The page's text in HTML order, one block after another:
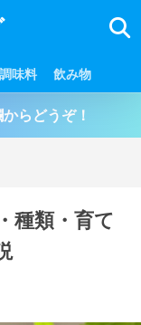
調味料 飲み物
らどうぞ！
種類・育て